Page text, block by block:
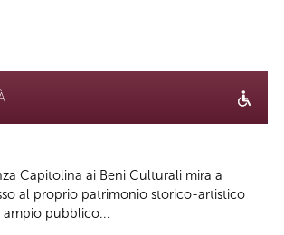
Capitolina ai Beni Culturali mira a
al proprio patrimonio storico-artistico
pubblico...